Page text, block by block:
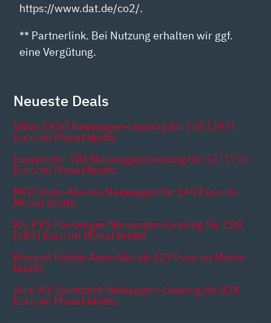
https://www.dat.de/co2/.
** Partnerlink. Bei Nutzung erhalten wir ggf.
eine Vergütung.
Neueste Deals
Volvo EX30 Neuwagen-Leasing für 258 [397]
Euro im Monat brutto
Leapmotor T03 Neuwagen-Leasing für 62 [173]
Euro im Monat brutto
MG3 Auto-Abo als Neuwagen für 149 Euro im
Monat brutto
Kia PV5 Passenger Neuwagen-Leasing für 220
[387] Euro im Monat brutto
Renault Rafale Auto-Abo ab 329 Euro im Monat
brutto
Audi A3 Sportback Neuwagen-Leasing für 428
Euro im Monat brutto